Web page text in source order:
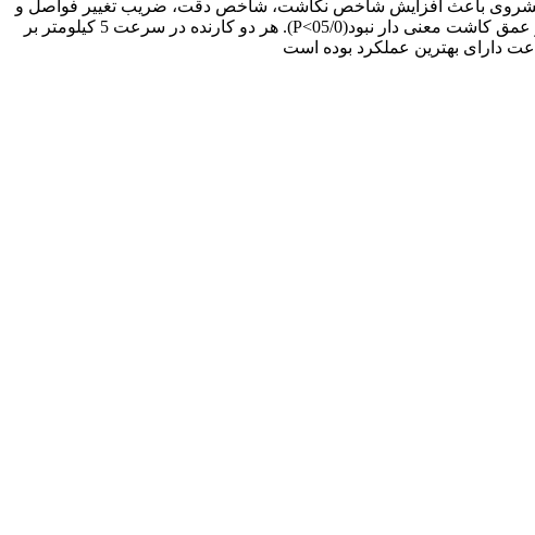
باعث افزایش شاخص نکاشت، شاخص دقت، ضریب تغییر فواصل و
کاهش شاخص چندتایی و شاخص یکنواختی توزیع افقی بذر شد. همچنین اثر سرعت پیشروی بر درصد سبز شدن، سرعت سبزشدن و عمق کاشت معنی دار نبود(05/0>P). هر دو کارنده در سرعت 5 کیلومتر بر